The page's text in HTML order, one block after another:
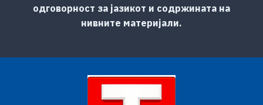
одговорност за јазикот и содржината на
нивните материјали.